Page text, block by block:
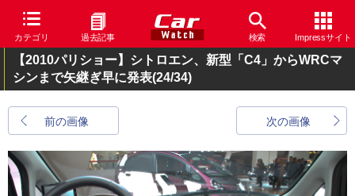
カテゴリ 過去記事 検索 Impressサイト
【2010パリショー】シトロエン、新型「C4」からWRCマ
シンまで矢継ぎ早に発表(24/34)
前の画像 次の画像